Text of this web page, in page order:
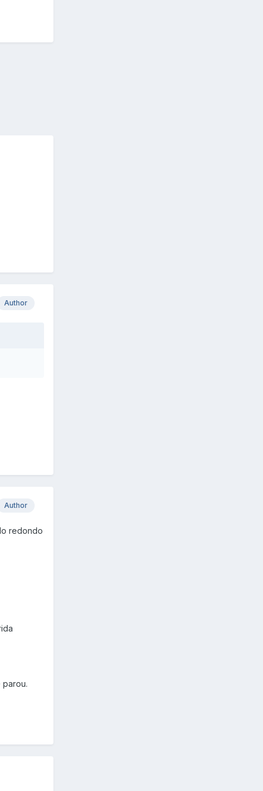
Author
Author
redondo
parou.